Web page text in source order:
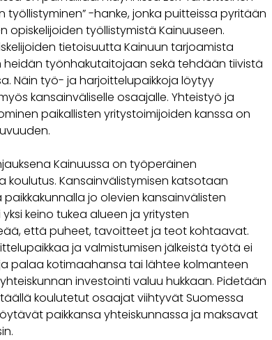
työllistyminen” -hanke, jonka puitteissa pyritään
työllistymistä Kainuuseen.
tietoisuutta Kainuun tarjoamista
heidän työnhakutaitojaan sekä tehdään tiivistä
Näin työ- ja harjoittelupaikkoja löytyy
kansainväliselle osaajalle. Yhteistyö ja
paikallisten yritystoimijoiden kanssa on
Kainuussa on työperäinen
koulutus. Kansainvälistymisen katsotaan
jo olevien kansainvälisten
keino tukea alueen ja yritysten
että puheet, tavoitteet ja teot kohtaavat.
ja valmistumisen jälkeistä työtä ei
palaa kotimaahansa tai lähtee kolmanteen
investointi valuu hukkaan. Pidetään
koulutetut osaajat viihtyvät Suomessa
paikkansa yhteiskunnassa ja maksavat